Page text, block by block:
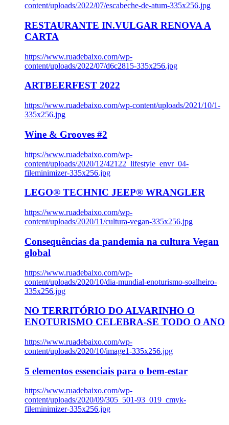
content/uploads/2022/07/escabeche-de-atum-335x256.jpg
RESTAURANTE IN.VULGAR RENOVA A
CARTA
https://www.ruadebaixo.com/wp-
content/uploads/2022/07/d6c2815-335x256.jpg
ARTBEERFEST 2022
https://www.ruadebaixo.com/wp-content/uploads/2021/10/1-
335x256.jpg
Wine & Grooves #2
https://www.ruadebaixo.com/wp-
content/uploads/2020/12/42122_lifestyle_envr_04-
fileminimizer-335x256.jpg
LEGO® TECHNIC JEEP® WRANGLER
https://www.ruadebaixo.com/wp-
content/uploads/2020/11/cultura-vegan-335x256.jpg
Consequências da pandemia na cultura Vegan
global
https://www.ruadebaixo.com/wp-
content/uploads/2020/10/dia-mundial-enoturismo-soalheiro-
335x256.jpg
NO TERRITÓRIO DO ALVARINHO O
ENOTURISMO CELEBRA-SE TODO O ANO
https://www.ruadebaixo.com/wp-
content/uploads/2020/10/image1-335x256.jpg
5 elementos essenciais para o bem-estar
https://www.ruadebaixo.com/wp-
content/uploads/2020/09/305_501-93_019_cmyk-
fileminimizer-335x256.jpg